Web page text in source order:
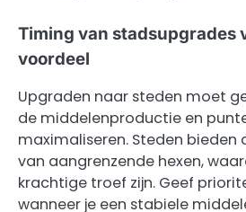
Timing van stadsupgrades
voordeel
Upgraden naar steden moet
de middelenproductie en
maximaliseren. Steden bieden
van aangrenzende hexen,
krachtige troef zijn. Geef
wanneer je een stabiele